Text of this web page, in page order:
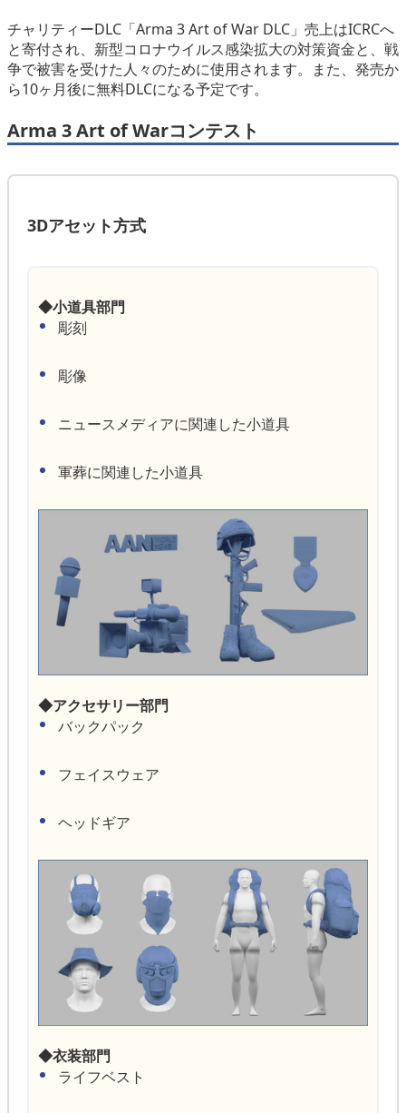
チャリティーDLC「Arma 3 Art of War DLC」売上はICRCへ
と寄付され、新型コロナウイルス感染拡大の対策資金と、戦
争で被害を受けた人々のために使用されます。また、発売か
ら10ヶ月後に無料DLCになる予定です。
Arma 3 Art of Warコンテスト
3Dアセット方式
◆小道具部門
彫刻
彫像
ニュースメディアに関連した小道具
軍葬に関連した小道具
◆アクセサリー部門
バックパック
フェイスウェア
ヘッドギア
◆衣装部門
ライフベスト